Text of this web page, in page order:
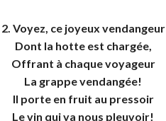
2. Voyez, ce joyeux vendangeur
Dont la hotte est chargée,
Offrant à chaque voyageur
La grappe vendangée!
Il porte en fruit au pressoir
Le vin qui va nous pleuvoir!